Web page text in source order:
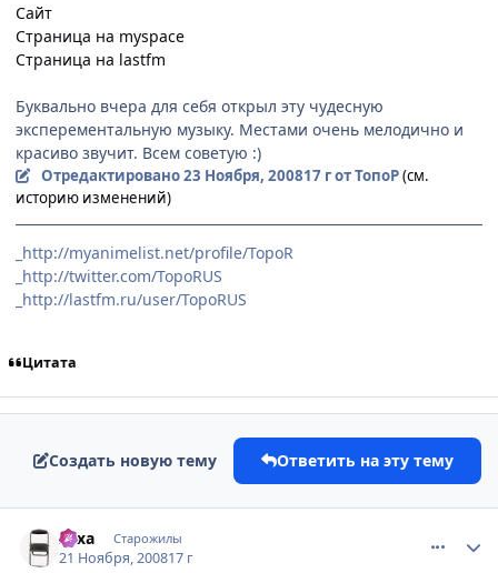
Сайт
Cтраница на myspace
Страница на lastfm
Буквально вчера для себя открыл эту чудесную
эксперементальную музыку. Местами очень мелодично и
красиво звучит. Всем советую :)
Отредактировано23 Ноября, 200817 гот ТопоР(см.
историю изменений)
_http://myanimelist.net/profile/TopoR
_http://twitter.com/TopoRUS
_http://lastfm.ru/user/TopoRUS
Цитата
Создать новую тему Ответить на эту тему
xaxa Старожилы
21 Ноября, 200817 г